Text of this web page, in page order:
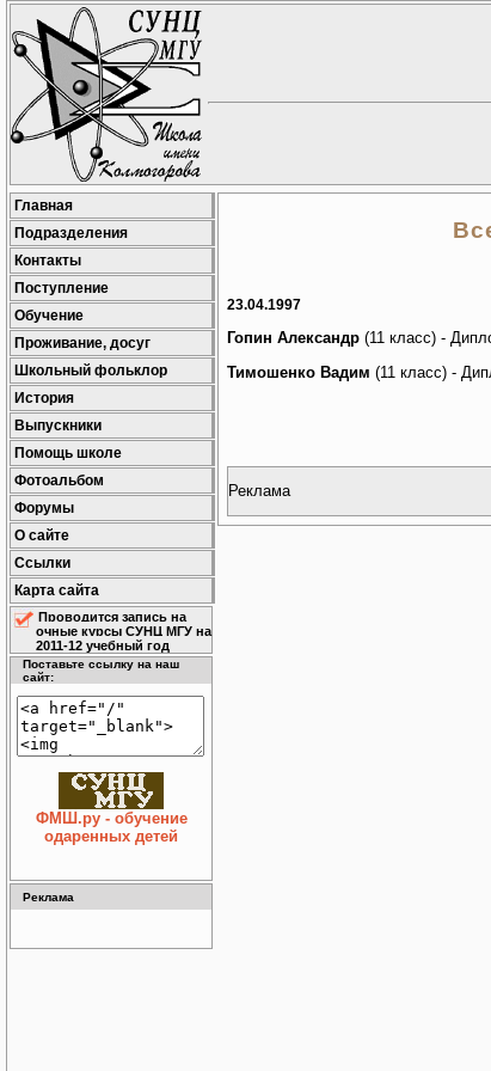
Главная
Подразделения
Контакты
Поступление
Обучение
Проживание, досуг
Школьный фольклор
История
Выпускники
Помощь школе
Фотоальбом
Форумы
О сайте
Ссылки
Карта сайта
Проводится запись на
очные курсы СУНЦ МГУ на
2011-12 учебный год
Поставьте ссылку на наш
сайт:
ФМШ.ру - обучение
одаренных детей
Реклама
23.04.1997
Гопин Александр (11 класс) -
Тимошенко Вадим (11 класс) -
Реклама